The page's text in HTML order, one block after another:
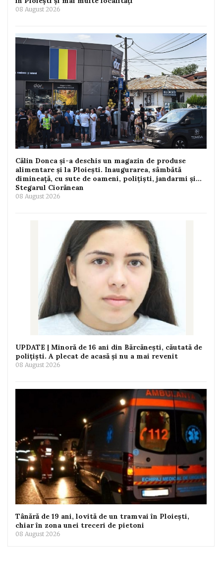
08 August 2026
Călin Donca și-a deschis un magazin de produse
alimentare și la Ploiești. Inaugurarea, sâmbătă
dimineață, cu sute de oameni, polițiști, jandarmi și...
Stegarul Ciorănean
08 August 2026
UPDATE | Minoră de 16 ani din Bărcănești, căutată de
polițiști. A plecat de acasă și nu a mai revenit
08 August 2026
Tânără de 19 ani, lovită de un tramvai în Ploiești,
chiar în zona unei treceri de pietoni
08 August 2026